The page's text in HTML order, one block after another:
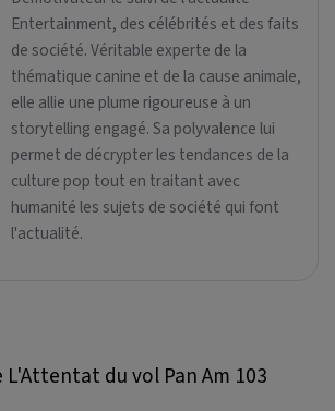
Entertainment, des célébrités et des faits
de société. Véritable experte de la
thématique canine et de la cause animale,
elle allie une plume rigoureuse à un
storytelling engagé. Sa polyvalence lui
permet de décrypter les tendances de la
culture pop tout en traitant avec
humanité les sujets de société qui font
l'actualité.